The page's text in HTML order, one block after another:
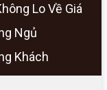
Lo Về Giá
Ngủ
Khách